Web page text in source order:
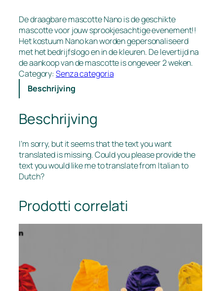
De draagbare mascotte Nano is de geschikte
mascotte voor jouw sprookjesachtige evenement!!
Het kostuum Nano kan worden gepersonaliseerd
met het bedrijfslogo en in de kleuren. De levertijd na
de aankoop van de mascotte is ongeveer 2 weken.
Category:Senza categoria
Beschrijving
Beschrijving
I’m sorry, but it seems that the text you want
translated is missing. Could you please provide the
text you would like me to translate from Italian to
Dutch?
Prodotti correlati